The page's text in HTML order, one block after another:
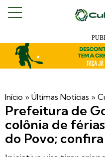
Início » Últimas Notícias »
Prefeitura de
colônia de
do Povo;